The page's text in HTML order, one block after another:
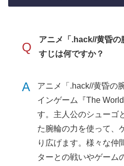
Q
アニメ「.hack//黄昏の
すじは何ですか？
A
アニメ「.hack//黄昏の
インゲーム『The
す。主人公のシューゴ
た腕輪の力を使って、
り広げます。様々な仲
ターとの戦いやゲーム